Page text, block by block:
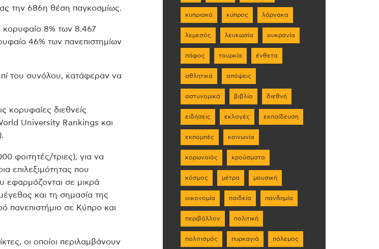
την 686η θέση παγκοσμίως.
κορυφαίο 8% των 8.467
46% των πανεπιστημίων
του συνόλου, κατάφεραν να
κορυφαίες διεθνείς
University Rankings και
φοιτητές/τριες), για να
επιλεξιμότητας που
εφαρμόζονται σε μικρά
και τη σημασία της
πανεπιστήμιο σε Κύπρο και
οι οποίοι περιλαμβάνουν
κυπριακό κύπρος λάρνακα
λεμεσός λευκωσία ουκρανία
πάφος τουρκία ένθετα
αθλητικά απόψεις
αστυνομικά βιβλίο διεθνή
ειδήσεις εκλογές εκπαίδευση
εκπομπές κοινωνία
κορωνοϊός κρούσματα
κόσμος μέτρα μουσική
οικονομία παιδεία πανδημία
περιβάλλον πολιτική
πολιτισμός πυρκαγιά πόλεμος